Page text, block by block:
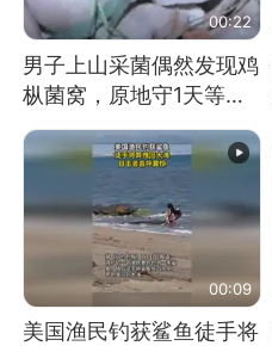
00:22
男子上山采菌偶然发现鸡
枞菌窝，原地守1天等它
长大：挖了140多朵
00:09
美国渔民钓获鲨鱼徒手将